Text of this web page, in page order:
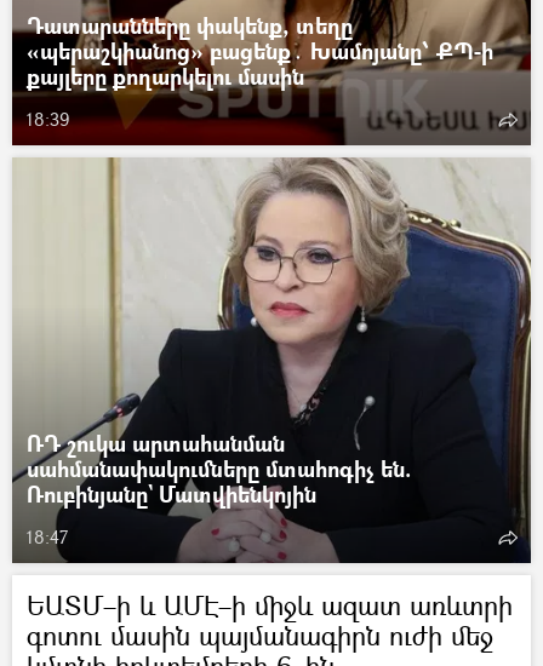
Դատարանները փակենք, տեղը
«պերաշկիանոց» բացենք․ Խամոյանը՝ ՔՊ-ի
քայլերը քողարկելու մասին
18:39
ՌԴ շուկա արտահանման
սահմանափակումները մտահոգիչ են.
Ռուբինյանը` Մատվիենկոյին
18:47
ԵԱՏՄ–ի և ԱՄԷ–ի միջև ազատ առևտրի
գոտու մասին պայմանագիրն ուժի մեջ